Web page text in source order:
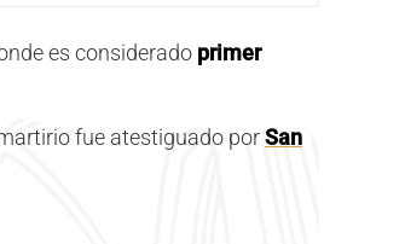
es considerado primer
fue atestiguado porSan